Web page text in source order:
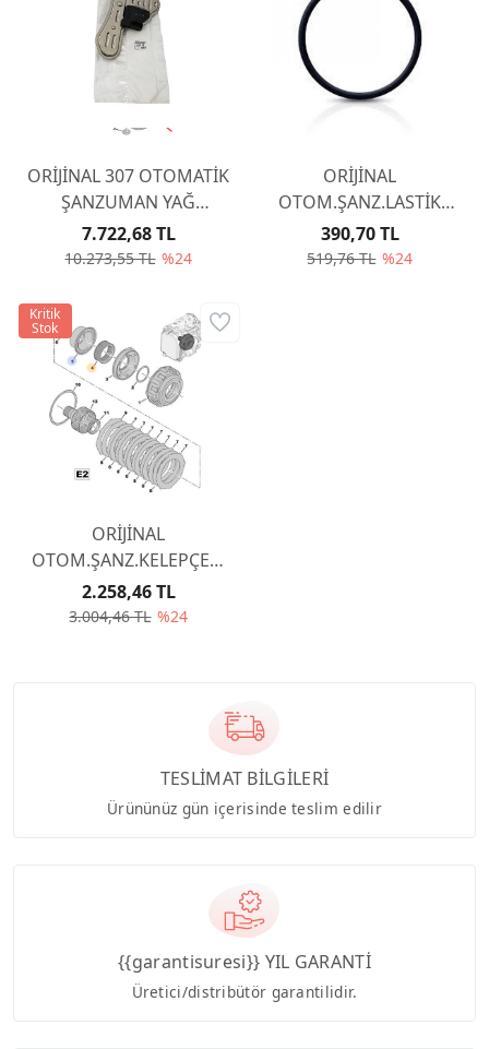
ORİJİNAL 307 OTOMATİK
ŞANZUMAN YAĞ
FİLTRESİ AL4 DPO
226333
10.273,55 TL %24
7.722,68 TL
ORİJİNAL
OTOM.ŞANZ.LASTİK
CONTA 231251
519,76 TL %24
390,70 TL
ORİJİNAL
OTOM.ŞANZ.KELEPÇESİ
231517
3.004,46 TL %24
2.258,46 TL
Kritik
Stok
TESLİMAT BİLGİLERİ
Ürününüz gün içerisinde teslim edilir
{{garantisuresi}} YIL GARANTİ
Üretici/distribütör garantilidir.